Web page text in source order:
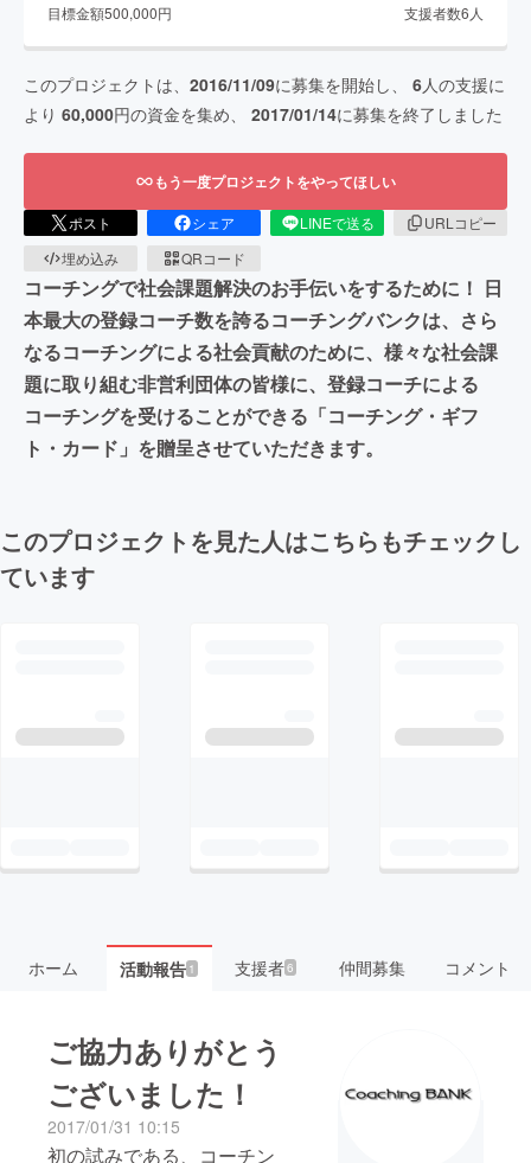
目標金額500,000円 支援者数6 人
このプロジェクトは、 2016/11/09に募集を開始し、 6人の支援に
より 60,000円の資金を集め、 2017/01/14に募集を終了しました
もう一度プロジェクトをやってほしい
ポスト シェア LINEで送る
URLコピー
埋め込み
QRコード
コーチングで社会課題解決のお手伝いをするために！ 日
本最大の登録コーチ数を誇るコーチングバンクは、さら
なるコーチングによる社会貢献のために、様々な社会課
題に取り組む非営利団体の皆様に、登録コーチによる
コーチングを受けることができる「コーチング・ギフ
ト・カード」を贈呈させていただきます。
このプロジェクトを見た人はこちらもチェックし
ています
ホーム 活動報告1 支援者6 仲間募集 コメント
ご協力ありがとう
ございました！
2017/01/31 10:15
初の試みである、コーチン